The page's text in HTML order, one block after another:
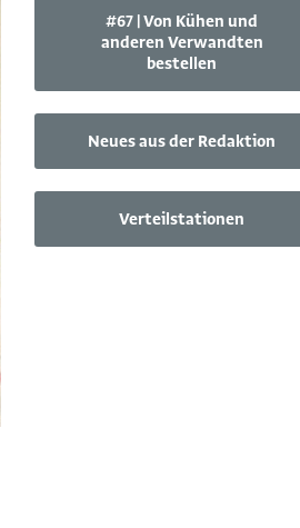
#67 | Von Kühen und
anderen Verwandten
bestellen
Neues aus der Redaktion
Verteilstationen